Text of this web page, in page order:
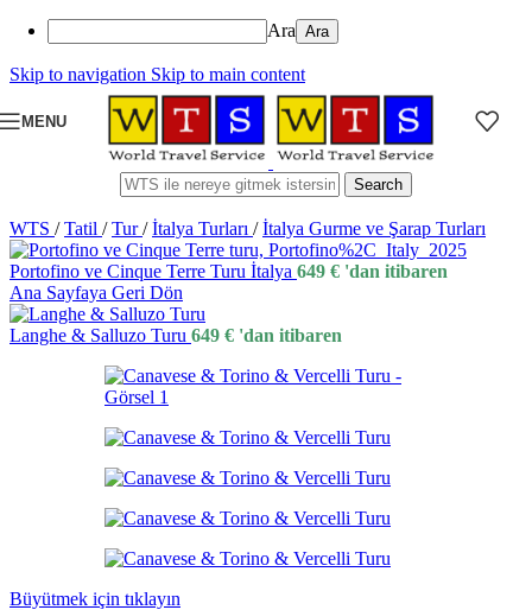
Ara
Skip to navigation Skip to main content
MENU
Search
WTS / Tatil / Tur/ İtalya Turları / İtalya Gurme ve Şarap Turları
Portofino ve Cinque Terre Turu İtalya 649 € 'dan itibaren
Ana Sayfaya Geri Dön
Langhe & Salluzo Turu 649 € 'dan itibaren
Büyütmek için tıklayın